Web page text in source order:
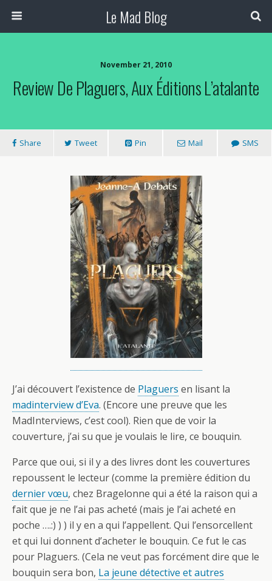
Le Mad Blog
November 21, 2010
Review De Plaguers, Aux Éditions L’atalante
Share Tweet Pin Mail SMS
J’ai découvert l’existence de Plaguers en lisant la
madinterview d’Eva. (Encore une preuve que les
MadInterviews, c’est cool). Rien que de voir la
couverture, j’ai su que je voulais le lire, ce bouquin.
Parce que oui, si il y a des livres dont les couvertures
repoussent le lecteur (comme la première édition du
dernier vœu, chez Bragelonne qui a été la raison qui a
fait que je ne l’ai pas acheté (mais je l’ai acheté en
poche ….:) ) ) il y en a qui l’appellent. Qui l’ensorcellent
et qui lui donnent d’acheter le bouquin. Ce fut le cas
pour Plaguers. (Cela ne veut pas forcément dire que le
bouquin sera bon, La jeune détective et autres